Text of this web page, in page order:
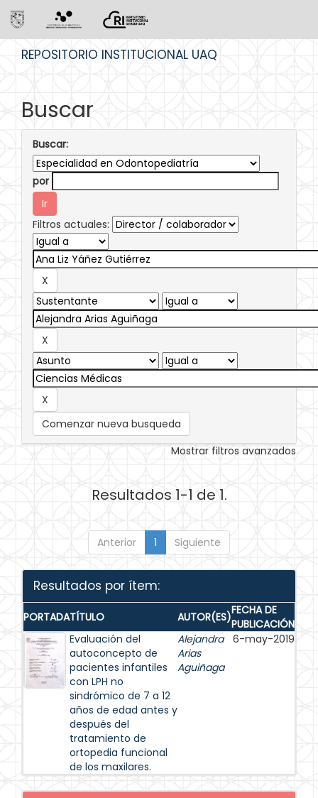
REPOSITORIO INSTITUCIONAL UAQ
Buscar
Buscar:
por
Filtros actuales:
Comenzar nueva busqueda
Mostrar filtros avanzados
Resultados 1-1 de 1.
Anterior 1 Siguiente
Resultados por ítem:
PORTADATÍTULO AUTOR(ES)FECHA DE
PUBLICACIÓN
Evaluación del
autoconcepto de
pacientes infantiles
con LPH no
sindrómico de 7 a 12
años de edad antes y
después del
tratamiento de
ortopedia funcional
de los maxilares.
Alejandra
Arias
Aguiñaga
6-may-2019